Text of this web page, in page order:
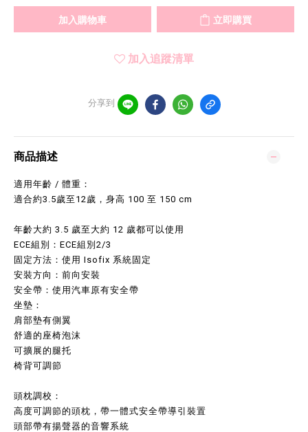
加入購物車 立即購買
加入追蹤清單
分享到
商品描述
適用年齡 / 體重：
適合約3.5歲至12歲，身高 100 至 150 cm
年齡大約 3.5 歲至大約 12 歲都可以使用
ECE組別：ECE組別2/3
固定方法：使用 Isofix 系統固定
安裝方向：前向安裝
安全帶：使用汽車原有安全帶
坐墊：
肩部墊有側翼
舒適的座椅泡沫
可擴展的腿托
椅背可調節
頭枕調校：
高度可調節的頭枕，帶一體式安全帶導引裝置
頭部帶有揚聲器的音響系統